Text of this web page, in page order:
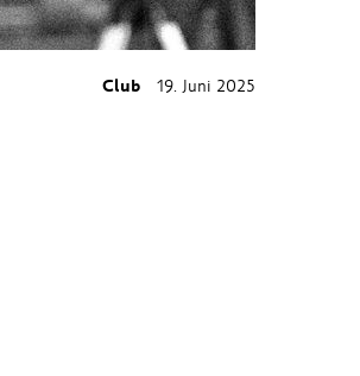
Club 19. Juni 2025